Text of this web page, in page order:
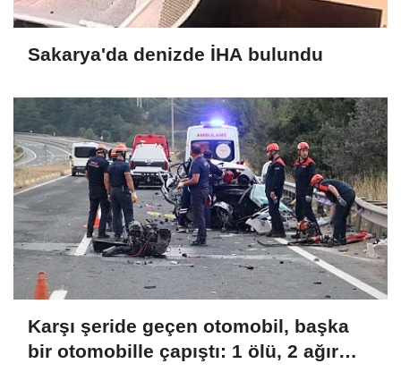
Sakarya'da denizde İHA bulundu
Karşı şeride geçen otomobil, başka
bir otomobille çapıştı: 1 ölü, 2 ağır